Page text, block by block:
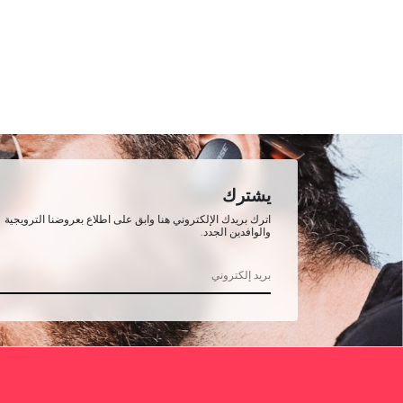
يشترك
اترك بريدك الإلكتروني هنا وابق على اطلاع بعروضنا الترويجية
والوافدين الجدد.